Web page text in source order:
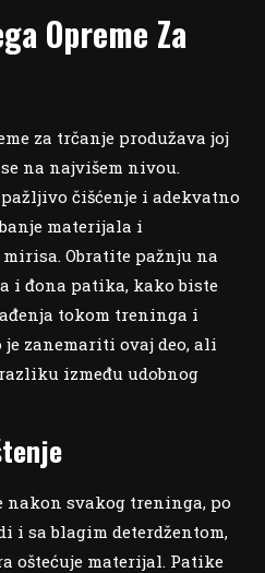
Opreme Za
za trčanje produžava joj
na najvišem nivou.
čišćenje i adekvatno
materijala i
Obratite pažnju na
i đona patika, kako biste
tokom treninga i
zanemariti ovaj deo, ali
između udobnog
nakon svakog treninga, po
i sa blagim deterdžentom,
oštećuje materijal. Patike